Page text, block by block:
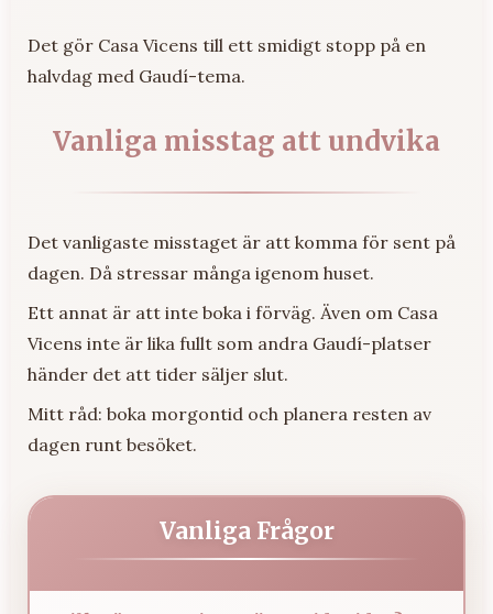
Det gör Casa Vicens till ett smidigt stopp på en
halvdag med Gaudí-tema.
Vanliga misstag att undvika
Det vanligaste misstaget är att komma för sent på
dagen. Då stressar många igenom huset.
Ett annat är att inte boka i förväg. Även om Casa
Vicens inte är lika fullt som andra Gaudí-platser
händer det att tider säljer slut.
Mitt råd: boka morgontid och planera resten av
dagen runt besöket.
Vanliga Frågor